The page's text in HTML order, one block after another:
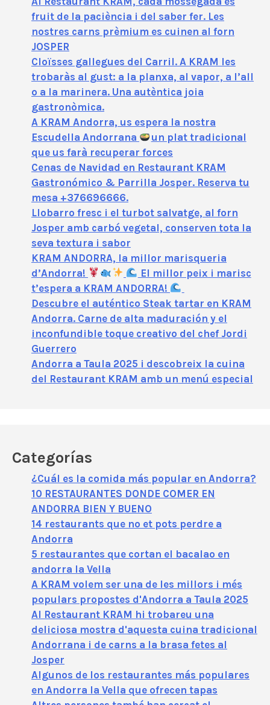
fruit de la paciència i del saber fer. Les
nostres carns prèmium es cuinen al forn
JOSPER
Cloïsses gallegues del Carril. A KRAM les
trobaràs al gust: a la planxa, al vapor, a l’all
o a la marinera. Una autèntica joia
gastronòmica.
A KRAM Andorra, us espera la nostra
Escudella Andorrana
un plat tradicional
que us farà recuperar forces
Cenas de Navidad en Restaurant KRAM
Gastronómico & Parrilla Josper. Reserva tu
mesa +376696666.
Llobarro fresc i el turbot salvatge, al forn
Josper amb carbó vegetal, conserven tota la
seva textura i sabor
KRAM ANDORRA, la millor marisqueria
d’Andorra!
El millor peix i marisc
t’espera a KRAM ANDORRA!
Descubre el auténtico Steak tartar en KRAM
Andorra. Carne de alta maduración y el
inconfundible toque creativo del chef Jordi
Guerrero
Andorra a Taula 2025 i descobreix la cuina
del Restaurant KRAM amb un menú especial
Categorías
¿Cuál es la comida más popular en Andorra?
10 RESTAURANTES DONDE COMER EN
ANDORRA BIEN Y BUENO
14 restaurants que no et pots perdre a
Andorra
5 restaurantes que cortan el bacalao en
andorra la Vella
A KRAM volem ser una de les millors i més
populars propostes d'Andorra a Taula 2025
Al Restaurant KRAM hi trobareu una
deliciosa mostra d'aquesta cuina tradicional
Andorrana i de carns a la brasa fetes al
Josper
Algunos de los restaurantes más populares
en Andorra la Vella que ofrecen tapas